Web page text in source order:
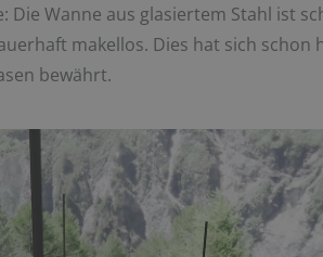
Wanne aus glasiertem Stahl ist
makellos. Dies hat sich
bewährt.